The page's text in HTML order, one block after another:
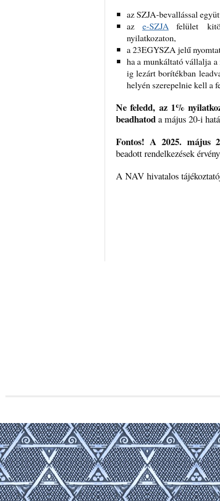
az SZJA-bevallással
az e-SZJA felület
nyilatkozaton,
a 23EGYSZA jelű
ha a munkáltató vállalja
ig lezárt borítékban
helyén szerepelnie kell a
Ne feledd, az 1%
beadhatod a május 20-i
Fontos! A 2025. május
beadott rendelkezések
A NAV hivatalos